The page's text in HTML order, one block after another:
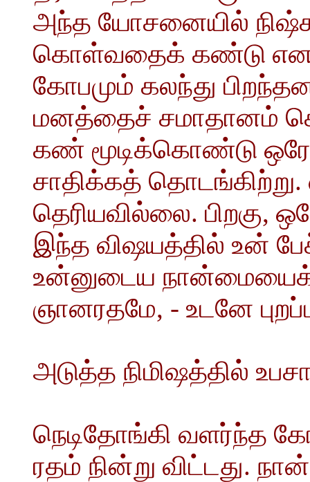
அந்த யோசனையில்
கொள்வதைக் கண்டு
கோபமும் கலந்து
மனத்தைச் சமாதானம்
கண் மூடிக்கொண்டு
சாதிக்கத்
தெரியவில்லை. பிறகு,
இந்த விஷயத்தில் உன்
உன்னுடைய நான்மையைக்
ஞானரதமே, - உடனே
அடுத்த நிமிஷத்தில்
நெடிதோங்கி வளர்ந்த
ரதம் நின்று விட்டது.